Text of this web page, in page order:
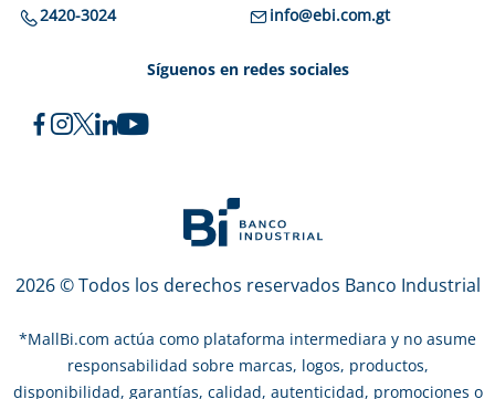
2420-3024 info@ebi.com.gt
Síguenos en redes sociales
2026 © Todos los derechos reservados Banco Industrial
*MallBi.com actúa como plataforma intermediara y no asume
responsabilidad sobre marcas, logos, productos,
disponibilidad, garantías, calidad, autenticidad, promociones o